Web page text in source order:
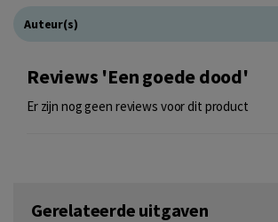
Auteur(s)
Reviews 'Een goede dood'
Er zijn nog geen reviews voor dit product
Gerelateerde uitgaven